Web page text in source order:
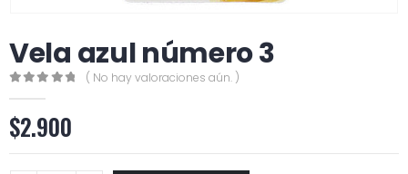
Vela azul número 3
( No hay valoraciones aún. )
$2.900